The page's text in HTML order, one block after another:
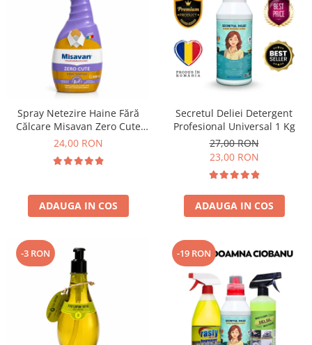
Spray Netezire Haine Fără
Călcare Misavan Zero Cute
Zero Parfum 500 ml
24,00 RON
ADAUGA IN COS
Secretul Deliei Detergent
Profesional Universal 1 Kg
27,00 RON
23,00 RON
ADAUGA IN COS
-3 RON -19 RON